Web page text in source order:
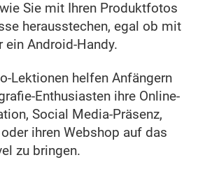
wie Sie mit Ihren Produktfotos
herausstechen, egal ob mit
ein Android-Handy.
Lektionen helfen Anfängern
Enthusiasten ihre Online-
Social Media-Präsenz,
ihren Webshop auf das
zu bringen.